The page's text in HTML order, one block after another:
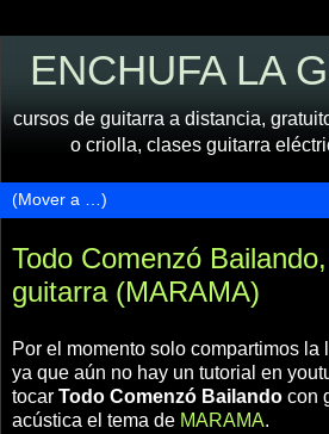
ENCHUFA LA
cursos de guitarra a distancia,
o criolla, clases guitarra
Todo Comenzó
guitarra (MARAMA)
Por el momento solo compartimos la
ya que aún no hay un tutorial en
tocar Todo Comenzó Bailando con
acústica el tema de MARAMA.